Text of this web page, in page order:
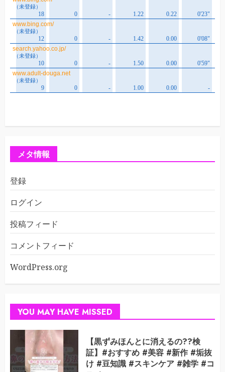
メタ情報
登録
ログイン
投稿フィード
コメントフィード
WordPress.org
YOU MAY HAVE MISSED
【黒ずみほんとに消えるの??検
証】#おすすめ #美容 #新作 #垢抜
け #豆知識 #スキンケア #雑学 #コ